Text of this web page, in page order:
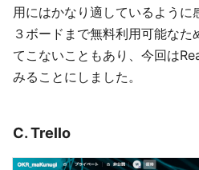
用にはかなり適しているように
３ボードまで無料利用可能な
てこないこともあり、今回は
みることにしました。
C. Trello